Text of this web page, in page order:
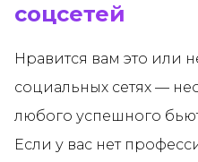
соцсетей
Нравится вам это или
социальных сетях —
любого успешного
Если у вас нет